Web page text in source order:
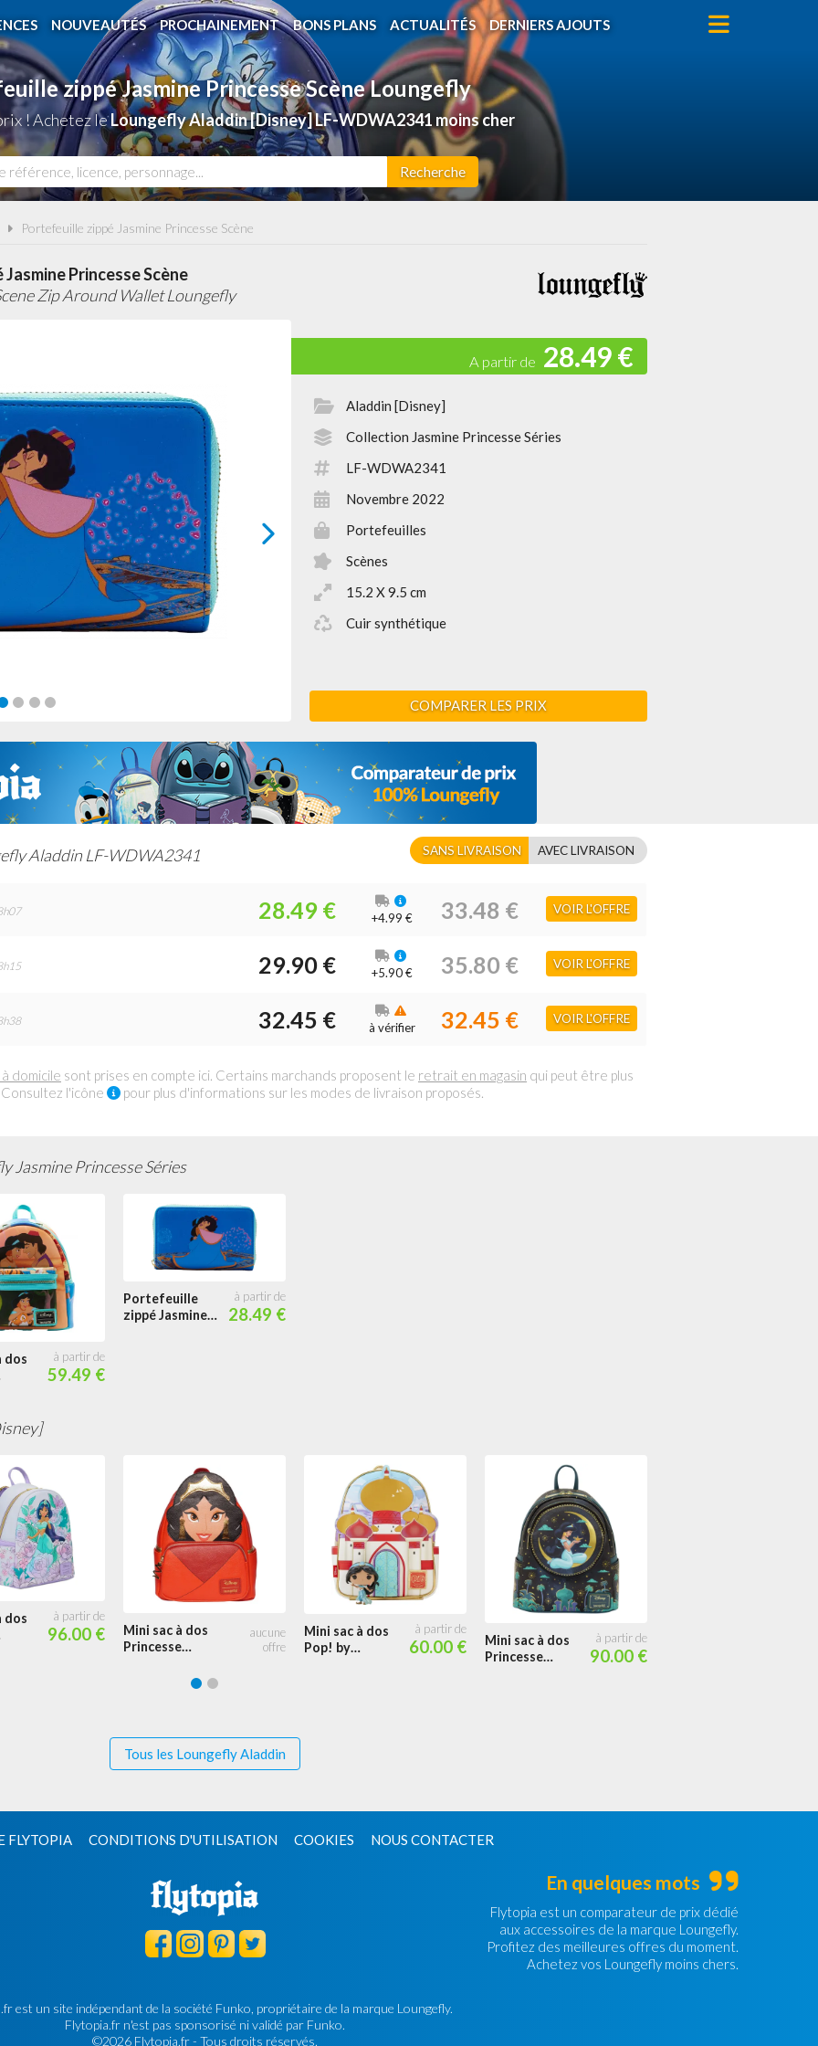
NOUVEAUTÉS PROCHAINEMENT BONS PLANS ACTUALITÉS DERNIERS AJOUTS
zippé Jasmine Princesse Scène Loungefly
! Achetez leLoungefly Aladdin [Disney] LF-WDWA2341 moins cher
Recherche
Portefeuille zippé Jasmine Princesse Scène
Princesse Scène
Zip Around Wallet Loungefly
Aladdin [Disney]
Collection Jasmine Princesse Séries
LF-WDWA2341
Novembre 2022
Portefeuilles
Scènes
15.2 X 9.5 cm
Cuir synthétique
COMPARER LES PRIX
28.49 €
Aladdin LF-WDWA2341 SANS LIVRAISON AVEC LIVRAISON
28.49 € 33.48 € VOIR L'OFFRE
+4.99 €
29.90 € 35.80 € VOIR L'OFFRE
+5.90 €
32.45 € 32.45 € VOIR L'OFFRE
à vérifier
domicile sont prises en compte ici. Certains marchands proposent le retrait en magasin qui peut être plus
l'icône
pour plus d'informations sur les modes de livraison proposés.
Jasmine Princesse Séries
dos
59.49 €
Portefeuille
zippé Jasmine
28.49 €
dos
96.00 €
Mini sac à dos
Princesse
Rouge Cosplay
Mini sac à dos
Pop! by
60.00 €
Mini sac à dos
Princesse
90.00 €
Tous les Loungefly Aladdin
FLYTOPIA CONDITIONS D'UTILISATION COOKIES NOUS CONTACTER
En quelques mots
Flytopia est un comparateur de prix dédié
aux accessoires de la marque Loungefly.
Profitez des meilleures offres du moment.
Achetez vos Loungefly moins chers.
est un site indépendant de la société Funko, propriétaire de la marque Loungefly.
Flytopia.fr n'est pas sponsorisé ni validé par Funko.
©2026 Flytopia.fr - Tous droits réservés.